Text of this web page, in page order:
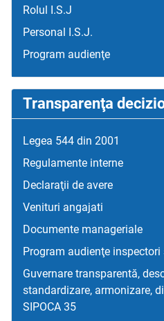
Rolul I.S.J
Personal I.S.J.
Program audienţe
Transparenţa
Legea 544 din 2001
Regulamente interne
Declaraţii de avere
Venituri angajati
Documente manageriale
Program audienţe inspectori
Guvernare transparentă,
standardizare, armonizare,
SIPOCA 35